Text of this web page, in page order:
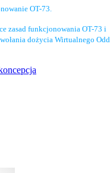
OT-73.
zasad funkcjonowania OT-73 i
dożycia Wirtualnego